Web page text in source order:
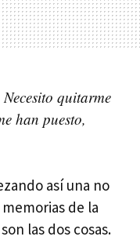
quitarme
han puesto,
así una no
de la
las dos cosas.